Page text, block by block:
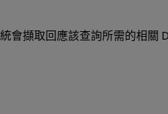
會擷取回應該查詢所需的相關